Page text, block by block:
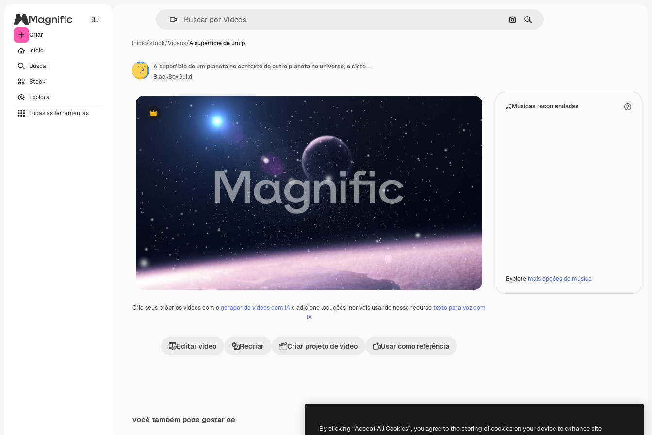
Criar
Início
Buscar
Stock
Explorar
Todas as ferramentas
Pesquisar por imagem
Buscar
Início/stock/Vídeos/A superfície de um p…
Premium
Crie seus próprios vídeos com ogerador de vídeos com IAe adicione locuções incríveis usando nosso recursotexto para voz com
IA
Editar vídeo Recriar Criar projeto de vídeo Usar como referência
Músicas recomendadas
Explore mais opções de música
A superfície de um planeta no contexto de outro planeta no universo, o sistema solar
BlackBoxGuild
Você também pode gostar de
Gerado por IA Premium
Premium Premium
Premium
By clicking “Accept All Cookies”, you agree to the storing of cookies on your device to enhance site